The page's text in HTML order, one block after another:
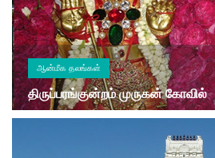
ஆன்மீக தலங்கள்
திருப்பரங்குன்றம் முருகன் கோவில்